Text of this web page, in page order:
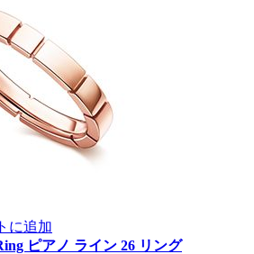
に追加
ピアノ ライン 26 リング